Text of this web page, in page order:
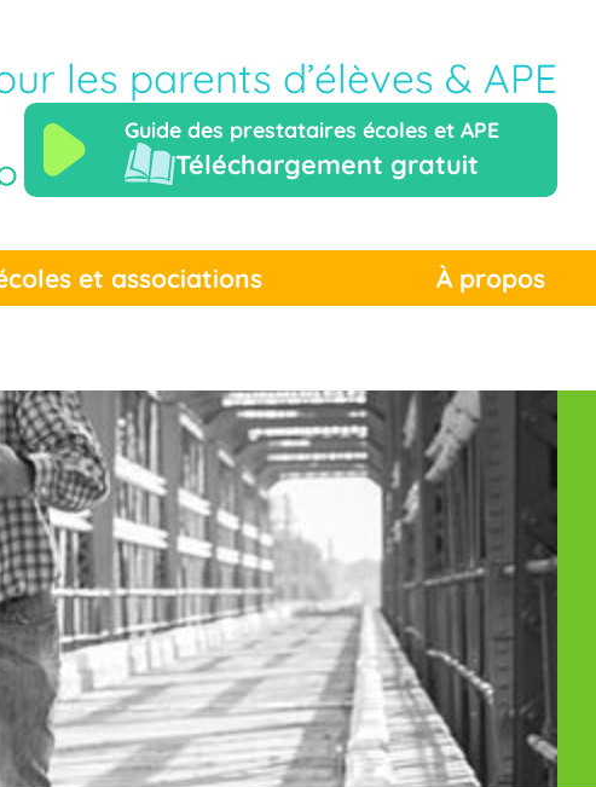
les parents d’élèves & APE
Guide des prestataires écoles et APE
Téléchargement gratuit
et associations À propos